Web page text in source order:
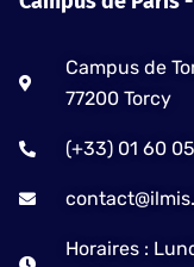
Campus de
77200 Torcy
(+33) 01 60
Horaires :